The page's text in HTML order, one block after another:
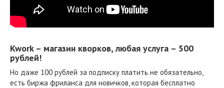
Kwork – магазин кворков, любая услуга – 500
рублей!
Но даже 100 рублей за подписку платить не обязательно,
есть биржа фриланса для новичков, которая бесплатно